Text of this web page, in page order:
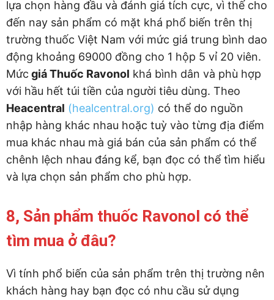
lựa chọn hàng đầu và đánh giá tích cực, vì thế cho
đến nay sản phẩm có mặt khá phổ biến trên thị
trường thuốc Việt Nam với mức giá trung bình dao
động khoảng 69000 đồng cho 1 hộp 5 vỉ 20 viên.
Mức giá Thuốc Ravonol khá bình dân và phù hợp
với hầu hết túi tiền của người tiêu dùng. Theo
Heacentral (healcentral.org) có thể do nguồn
nhập hàng khác nhau hoặc tuỳ vào từng địa điểm
mua khác nhau mà giá bán của sản phẩm có thể
chênh lệch nhau đáng kể, bạn đọc có thể tìm hiểu
và lựa chọn sản phẩm cho phù hợp.
8, Sản phẩm thuốc Ravonol có thể
tìm mua ở đâu?
Vì tính phổ biến của sản phẩm trên thị trường nên
khách hàng hay bạn đọc có nhu cầu sử dụng